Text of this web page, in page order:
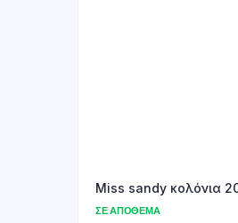
Miss sandy κολόνια
ΣΕ ΑΠΌΘΕΜΑ